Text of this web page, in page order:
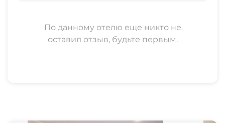
По данному отелю еще никто не
оставил отзыв, будьте первым.